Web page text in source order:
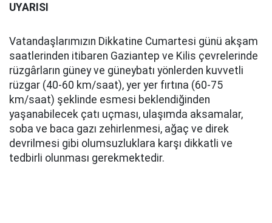
UYARISI
Vatandaşlarımızın Dikkatine Cumartesi günü akşam
saatlerinden itibaren Gaziantep ve Kilis çevrelerinde
rüzgârların güney ve güneybatı yönlerden kuvvetli
rüzgar (40-60 km/saat), yer yer fırtına (60-75
km/saat) şeklinde esmesi beklendiğinden
yaşanabilecek çatı uçması, ulaşımda aksamalar,
soba ve baca gazı zehirlenmesi, ağaç ve direk
devrilmesi gibi olumsuzluklara karşı dikkatli ve
tedbirli olunması gerekmektedir.